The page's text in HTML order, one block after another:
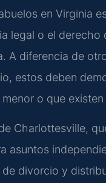
en Virginia
legal o el
A diferencia de
estos deben
o que
Charlottesville,
asuntos
de divorcio y